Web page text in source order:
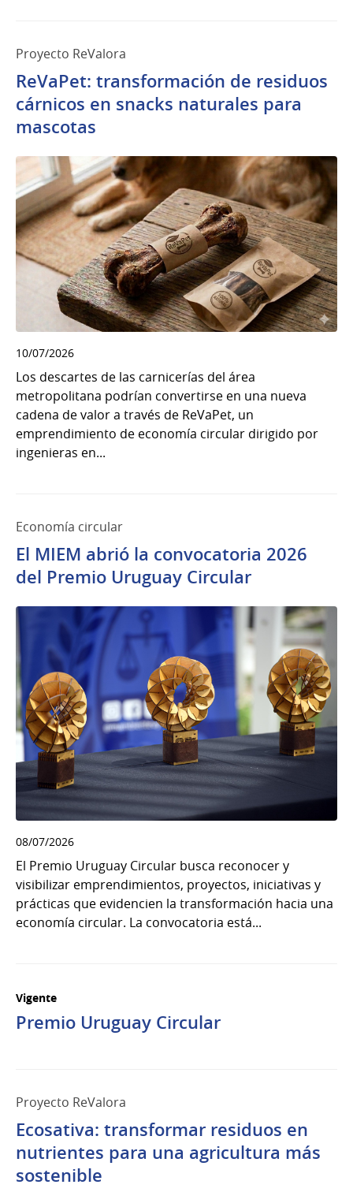
Proyecto ReValora
ReVaPet: transformación de residuos
cárnicos en snacks naturales para
mascotas
10/07/2026
Los descartes de las carnicerías del área
metropolitana podrían convertirse en una nueva
cadena de valor a través de ReVaPet, un
emprendimiento de economía circular dirigido por
ingenieras en...
Economía circular
El MIEM abrió la convocatoria 2026
del Premio Uruguay Circular
08/07/2026
El Premio Uruguay Circular busca reconocer y
visibilizar emprendimientos, proyectos, iniciativas y
prácticas que evidencien la transformación hacia una
economía circular. La convocatoria está...
Vigente
Premio Uruguay Circular
Proyecto ReValora
Ecosativa: transformar residuos en
nutrientes para una agricultura más
sostenible